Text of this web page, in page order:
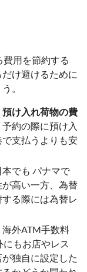
用を節約する
け避けるために
。
け入れ荷物の費
約の際に預け入
支払うよりも安
本でも パナマで
高い一方、為替
る際には為替レ
海外ATM手数料
もお店やレス
独自に設定した